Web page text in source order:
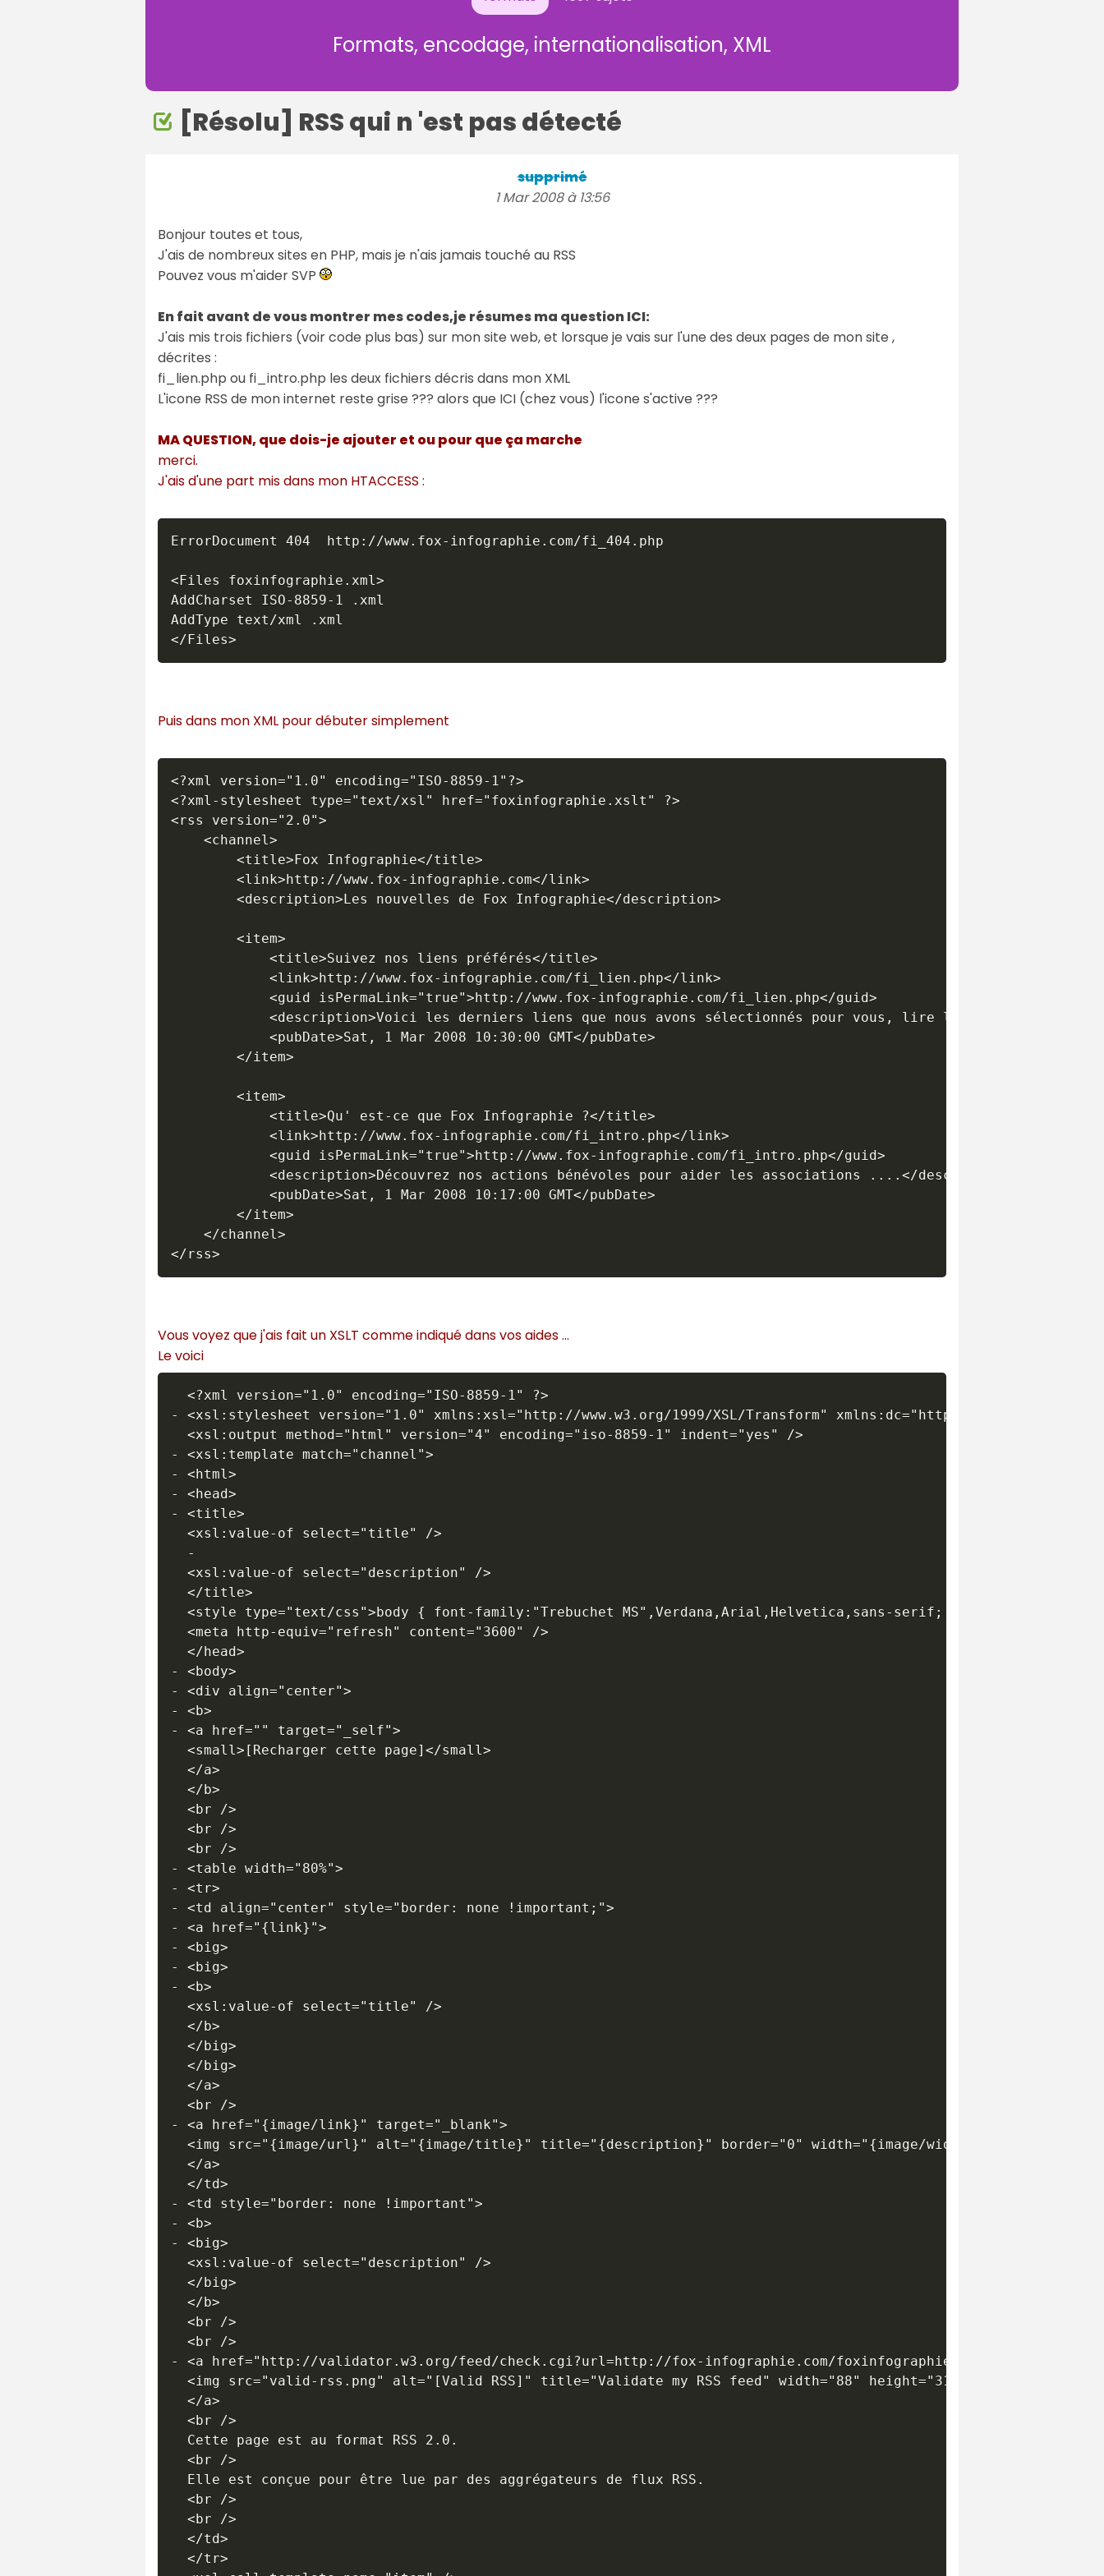
Formats, encodage, internationalisation, XML
[Résolu] RSS qui n 'est pas détecté
supprimé
1 Mar 2008 à 13:56
Bonjour toutes et tous,
J'ais de nombreux sites en PHP, mais je n'ais jamais touché au RSS
Pouvez vous m'aider SVP
En fait avant de vous montrer mes codes,je résumes ma question ICI:
J'ais mis trois fichiers (voir code plus bas) sur mon site web, et lorsque je vais sur l'une des deux pages de mon site ,
décrites :
fi_lien.php ou fi_intro.php les deux fichiers décris dans mon XML
L'icone RSS de mon internet reste grise ??? alors que ICI (chez vous) l'icone s'active ???
MA QUESTION, que dois-je ajouter et ou pour que ça marche
merci.
J'ais d'une part mis dans mon HTACCESS :
ErrorDocument 404  http://www.fox-infographie.com/fi_404.php
<Files foxinfographie.xml>
AddCharset ISO-8859-1 .xml
AddType text/xml .xml
Puis dans mon XML pour débuter simplement
<?xml version="1.0" encoding="ISO-8859-1"?>
<?xml-stylesheet type="text/xsl" href="foxinfographie.xslt" ?>
<rss version="2.0">
    <channel>
        <title>Fox Infographie</title>
        <link>http://www.fox-infographie.com</link>
        <description>Les nouvelles de Fox Infographie</description>
        <item>
            <title>Suivez nos liens préférés</title>
            <link>http://www.fox-infographie.com/fi_lien.php</link>
            <guid isPermaLink="true">http://www.fox-infographie.com/fi_lien.php</guid>
<description>Voici les derniers liens que nous avons sélectionnés pour vous, lire la suite...</
            <pubDate>Sat, 1 Mar 2008 10:30:00 GMT</pubDate>
        </item>
        <item>
            <title>Qu' est-ce que Fox Infographie ?</title>
            <link>http://www.fox-infographie.com/fi_intro.php</link>
            <guid isPermaLink="true">http://www.fox-infographie.com/fi_intro.php</guid>
            <description>Découvrez nos actions bénévoles pour aider les associations ....</description>
            <pubDate>Sat, 1 Mar 2008 10:17:00 GMT</pubDate>
        </item>
    </channel>
Vous voyez que j'ais fait un XSLT comme indiqué dans vos aides ...
Le voici
  <?xml version="1.0" encoding="ISO-8859-1" ?>
- <xsl:stylesheet version="1.0" xmlns:xsl="http://www.w3.org/1999/XSL/Transform" xmlns:dc="http://purl.org/dc/
  <xsl:output method="html" version="4" encoding="iso-8859-1" indent="yes" />
- <xsl:template match="channel">
- <html>
- <head>
- <title>
  <xsl:value-of select="title" />
  -
  <xsl:value-of select="description" />
  </title>
<style type="text/css">body { font-family:"Trebuchet MS",Verdana,Arial,Helvetica,sans-serif; font-size:10pt;
  <meta http-equiv="refresh" content="3600" />
  </head>
- <body>
- <div align="center">
- <b>
- <a href="" target="_self">
  <small>[Recharger cette page]</small>
  </a>
  </b>
  <br />
  <br />
  <br />
- <table width="80%">
- <tr>
- <td align="center" style="border: none !important;">
- <a href="{link}">
- <big>
- <big>
- <b>
  <xsl:value-of select="title" />
  </b>
  </big>
  </big>
  </a>
  <br />
- <a href="{image/link}" target="_blank">
<img src="{image/url}" alt="{image/title}" title="{description}" border="0" width="{image/width}"
  </a>
  </td>
- <td style="border: none !important">
- <b>
- <big>
  <xsl:value-of select="description" />
  </big>
  </b>
  <br />
  <br />
- <a href="http://validator.w3.org/feed/check.cgi?url=http://fox-infographie.com/foxinfographie.xml">
  <img src="valid-rss.png" alt="[Valid RSS]" title="Validate my RSS feed" width="88" height="31" />
  </a>
  <br />
  Cette page est au format RSS 2.0.
  <br />
  Elle est conçue pour être lue par des aggrégateurs de flux RSS.
  <br />
  <br />
  </td>
  </tr>